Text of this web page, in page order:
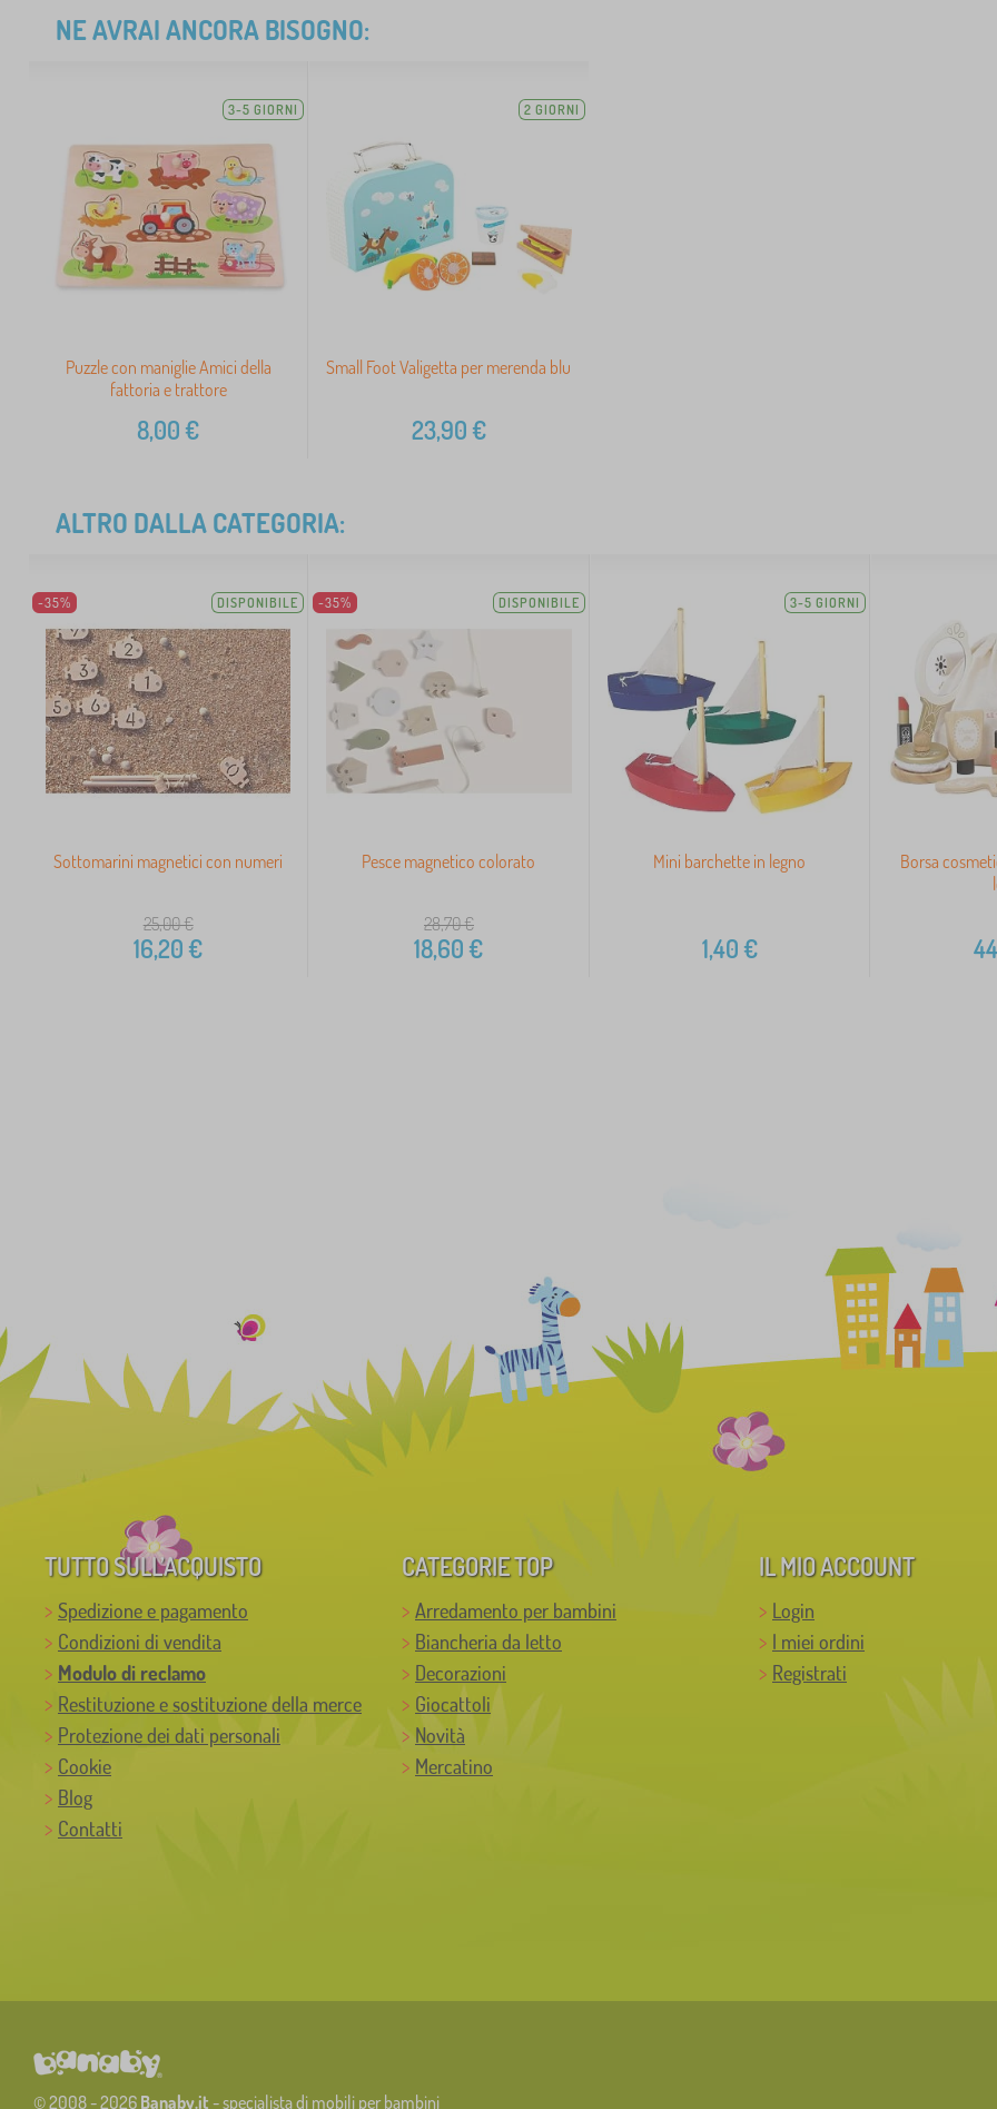
NE AVRAI ANCORA BISOGNO:
3-5 GIORNI
Puzzle con maniglie Amici della
fattoria e trattore
8,00€
2 GIORNI
Small Foot Valigetta per merenda blu
23,90€
ALTRO DALLA CATEGORIA:
-35% DISPONIBILE
Sottomarini magnetici con numeri
25,00€
16,20€
-35% DISPONIBILE
Pesce magnetico colorato
28,70€
18,60€
3-5 GIORNI
Mini barchette in legno
1,40€
Borsa
TUTTO SULL’ACQUISTO
Spedizione e pagamento
Condizioni di vendita
Modulo di reclamo
Restituzione e sostituzione della merce
Protezione dei dati personali
Cookie
Blog
Contatti
CATEGORIE TOP
Arredamento per bambini
Biancheria da letto
Decorazioni
Giocattoli
Novità
Mercatino
IL MIO ACCOUNT
Login
I miei ordini
Registrati
© 2008 - 2026 Banaby.it - specialista di mobili per bambini